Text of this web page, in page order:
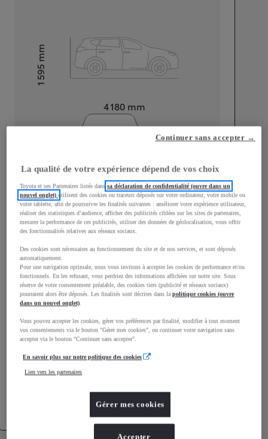
4 180 mm
Hauteur1 595
mm
Largeur
1 765mm
Consommation mixte
Consommation mixte 4,5L/100 km
Émissions CO2
109g/km
Performances
Vitesse maximale
Accélération 0-100km/h
Boîte automatique
La qualité de votre expérience dépend de vos choix
Toyota et ses Partenaires listés danssa déclaration de confidentialité (ouvre dans un
nouvel onglet)utilisent des cookies ou traceurs déposés sur votre ordinateur, votre mobile ou
votre tablette, afin de poursuivre les finalités suivantes : améliorer votre expérience utilisateur,
réaliser des statistiques d’audience, afficher des publicités ciblées sur les sites de partenaires,
mesurer la performance de ces publicités, utiliser des données de géolocalisation, vous offrir
des fonctionnalités relatives aux réseaux sociaux.
Des cookies sont nécessaires au fonctionnement du site et de nos services, et sont déposés
automatiquement.
Pour une navigation optimale, nous vous invitons à accepter les cookies de performance et/ou
fonctionnels. En les refusant, vous perdriez des informations affichées sur notre site. Sous
réserve de votre consentement préalable, des cookies tiers (publicité et réseaux sociaux)
pourraient alors être déposés. Les finalités sont décrites dans lapolitique cookies (ouvre
dans un nouvel onglet).
Vous pouvez accepter les cookies, gérer vos préférences par finalité, modifier à tout moment
vos consentements via le bouton "Gérer mes cookies", ou continuer votre navigation sans
accepter via le bouton "Continuer sans accepter".
En savoir plus sur notre politique des cookies
Lien vers les partenaires
Gérer mes cookies
Continuer sans accepter →
Accepter